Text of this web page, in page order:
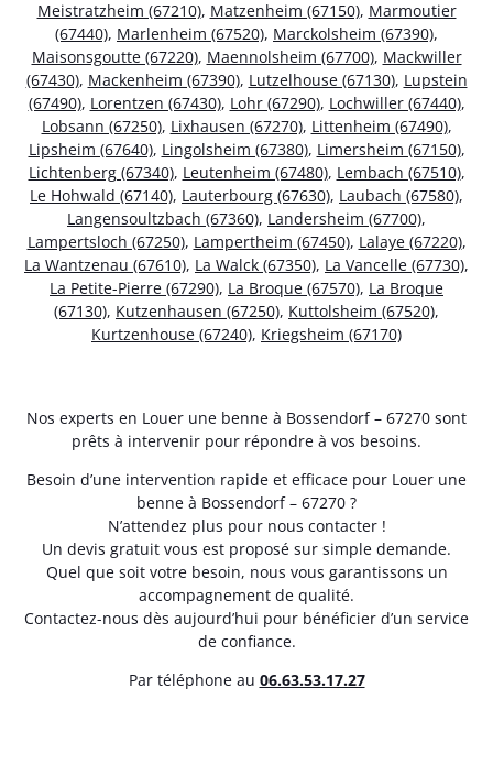
Meistratzheim (67210), Matzenheim (67150), Marmoutier
(67440), Marlenheim (67520), Marckolsheim (67390),
Maisonsgoutte (67220), Maennolsheim (67700), Mackwiller
(67430), Mackenheim (67390), Lutzelhouse (67130), Lupstein
(67490), Lorentzen (67430), Lohr (67290), Lochwiller (67440),
Lobsann (67250), Lixhausen (67270), Littenheim (67490),
Lipsheim (67640), Lingolsheim (67380), Limersheim (67150),
Lichtenberg (67340), Leutenheim (67480), Lembach (67510),
Le Hohwald (67140), Lauterbourg (67630), Laubach (67580),
Langensoultzbach (67360), Landersheim (67700),
Lampertsloch (67250), Lampertheim (67450), Lalaye (67220),
La Wantzenau (67610), La Walck (67350), La Vancelle (67730),
La Petite-Pierre (67290), La Broque (67570), La Broque
(67130), Kutzenhausen (67250), Kuttolsheim (67520),
Kurtzenhouse (67240), Kriegsheim (67170)
Nos experts en Louer une benne à Bossendorf – 67270 sont
prêts à intervenir pour répondre à vos besoins.
Besoin d’une intervention rapide et efficace pour Louer une
benne à Bossendorf – 67270 ?
N’attendez plus pour nous contacter !
Un devis gratuit vous est proposé sur simple demande.
Quel que soit votre besoin, nous vous garantissons un
accompagnement de qualité.
Contactez-nous dès aujourd’hui pour bénéficier d’un service
de confiance.
Par téléphone au 06.63.53.17.27